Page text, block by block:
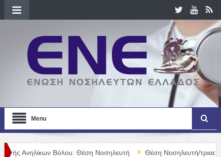
Menu
Βόλου: Θέση Νοσηλευτή Θέση Νοσηλευτή/τριας στον